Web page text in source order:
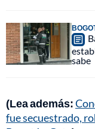
sabe
(Lea además:
fue secuestrado,